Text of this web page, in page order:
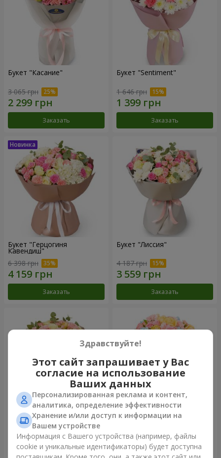
Букет "Касание"
3 065 грн
Заказать
Букет "Sentiment"
1 646 грн
Заказать
Букет "Герцогиня
Кавендиш"
6 398 грн
Заказать
Букет "Лиссия"
4 187 грн
Заказать
Букет "Nude Perfume"
3 364 грн
Букет "Нежность рассвета"
4 612 грн
Здравствуйте!
Этот сайт запрашивает у Вас
согласие на использование
Ваших данных
Персонализированная реклама и контент,
аналитика, определение эффективности
Хранение и/или доступ к информации на
Вашем устройстве
Информация с Вашего устройства (например, файлы
cookie и уникальные идентификаторы) будет доступна